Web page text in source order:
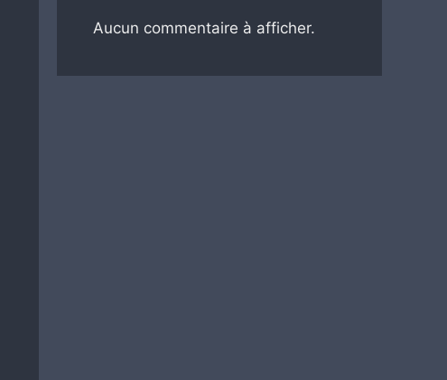
Aucun commentaire à afficher.